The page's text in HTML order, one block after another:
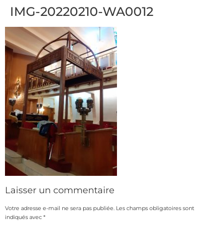
IMG-20220210-WA0012
Laisser un commentaire
Votre adresse e-mail ne sera pas publiée. Les champs obligatoires sont
indiqués avec *